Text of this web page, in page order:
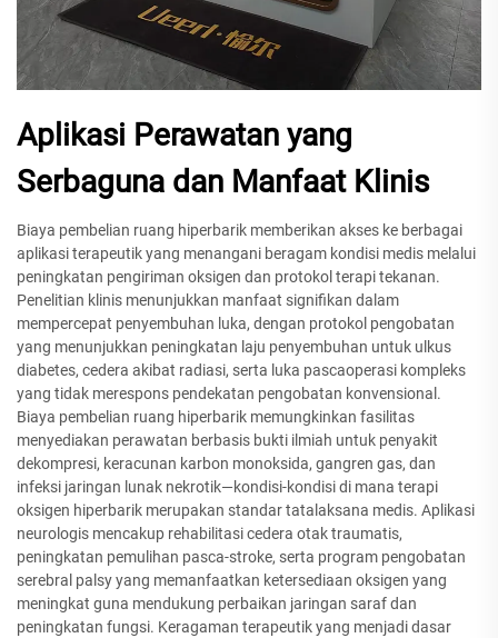
Aplikasi Perawatan yang
Serbaguna dan Manfaat Klinis
Biaya pembelian ruang hiperbarik memberikan akses ke berbagai
aplikasi terapeutik yang menangani beragam kondisi medis melalui
peningkatan pengiriman oksigen dan protokol terapi tekanan.
Penelitian klinis menunjukkan manfaat signifikan dalam
mempercepat penyembuhan luka, dengan protokol pengobatan
yang menunjukkan peningkatan laju penyembuhan untuk ulkus
diabetes, cedera akibat radiasi, serta luka pascaoperasi kompleks
yang tidak merespons pendekatan pengobatan konvensional.
Biaya pembelian ruang hiperbarik memungkinkan fasilitas
menyediakan perawatan berbasis bukti ilmiah untuk penyakit
dekompresi, keracunan karbon monoksida, gangren gas, dan
infeksi jaringan lunak nekrotik—kondisi-kondisi di mana terapi
oksigen hiperbarik merupakan standar tatalaksana medis. Aplikasi
neurologis mencakup rehabilitasi cedera otak traumatis,
peningkatan pemulihan pasca-stroke, serta program pengobatan
serebral palsy yang memanfaatkan ketersediaan oksigen yang
meningkat guna mendukung perbaikan jaringan saraf dan
peningkatan fungsi. Keragaman terapeutik yang menjadi dasar